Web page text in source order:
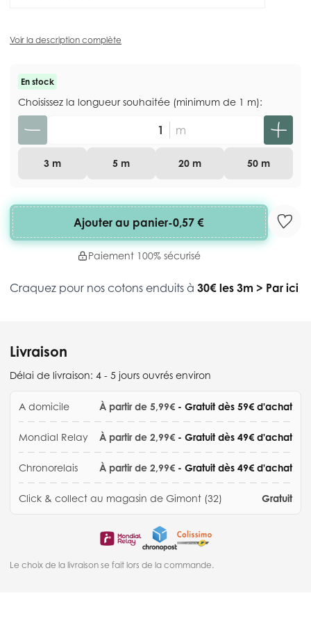
Voir la description complète
En stock
Choisissez la longueur souhaitée (minimum de 1 m):
m
3 m 5 m 20 m 50 m
Ajouter au panier-0,57 €
Paiement 100% sécurisé
Craquez pour nos cotons enduits à 30€ les 3m > Par ici
Livraison
Délai de livraison: 4 - 5 jours ouvrés environ
A domicile À partir de 5,99€ - Gratuit dès 59€ d'achat
Mondial Relay À partir de 2,99€ - Gratuit dès 49€ d'achat
Chronorelais À partir de 2,99€ - Gratuit dès 49€ d'achat
Click & collect au magasin de Gimont (32) Gratuit
Le choix de la livraison se fait lors de la commande.